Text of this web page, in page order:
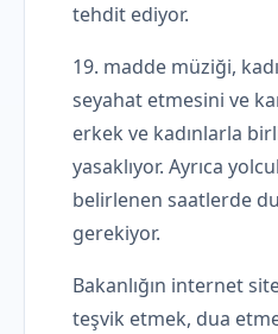
tehdit ediyor.
19. madde müziği,
seyahat etmesini ve
erkek ve kadınlarla
yasaklıyor. Ayrıca
belirlenen saatlerde
gerekiyor.
Bakanlığın internet
teşvik etmek, dua